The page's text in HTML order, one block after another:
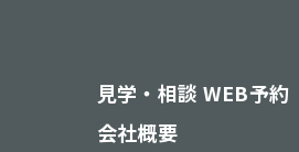
見学・相談 WEB予約
会社概要